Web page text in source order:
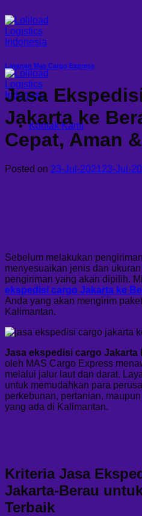
to
content
Kontak Kami
Layanan Mas Cargo Express
Jasa
Jakarta ke
Cepat, Aman
Posted on 23-Jul-2021 23-Jul-
Sebelum melakukan
menyesuaikan jenis dan
pengiriman yang akan dipilih.
ekspedisi cargo Jakarta ke
Anda yang akan mengirim
Kalimantan.
Jasa ekspedisi cargo Jakarta
oleh MAS Cargo Express
melalui jalur laut dan darat.
untuk memudahkan para
perkebunan, pertanian,
yang ada di Kalimantan.
Kriteria Jasa
Jakarta-Berau
Terbaik